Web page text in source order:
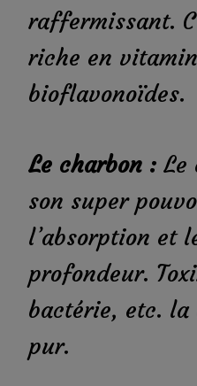
raffermissant.
riche en
bioflavonoïdes.
Le charbon : Le
son super
l’absorption et
profondeur.
bactérie, etc. la
pur.